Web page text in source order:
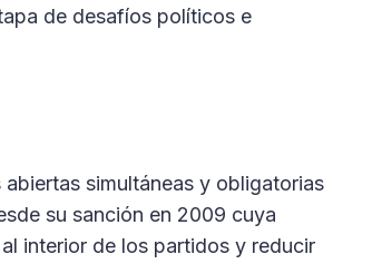
de desafíos políticos e
abiertas simultáneas y obligatorias
su sanción en 2009 cuya
interior de los partidos y reducir